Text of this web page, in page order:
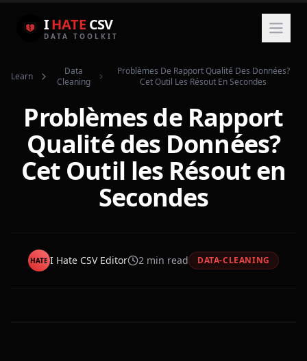
IHATE CSV
DATA TOOLKIT
Learn
Data
Cleaning
Problèmes De Rapport Qualité Des Données?
Cet Outil Les Résout En Secondes
Problèmes de Rapport
Qualité des Données?
Cet Outil les Résout en
Secondes
HATE I Hate CSV Editor 2 min read DATA-CLEANING